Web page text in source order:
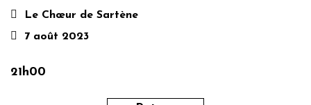
Le Chœur de Sartène
7 août 2023
21h00